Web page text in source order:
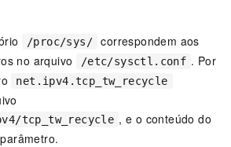
/proc/sys/
correspondem aos
no arquivo
/etc/sysctl.conf . Por
net.ipv4.tcp_tw_recycle
tcp_tw_recycle , e o conteúdo do